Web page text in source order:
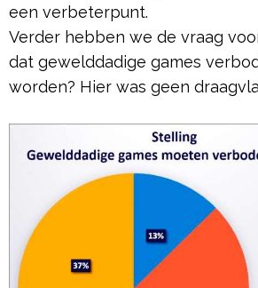
een verbeterpunt.
Verder hebben we de vraag
dat gewelddadige games
worden? Hier was geen